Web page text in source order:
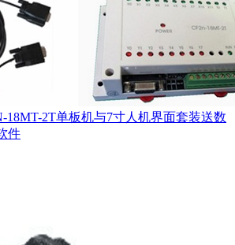
18MT-2T单板机与7寸人机界面套装送数
件